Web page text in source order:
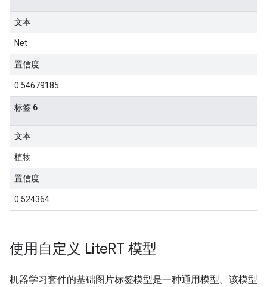
文本
Net
置信度
0.54679185
标签 6
文本
植物
置信度
0.524364
使用自定义 LiteRT 模型
机器学习套件的基础图片标签模型是一种通用模型。该模型